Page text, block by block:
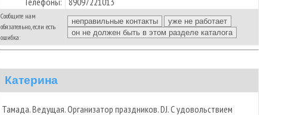
Сообщите нам
обязательно, если есть
ошибка:
Катерина
Тамада. Ведущая. Организатор праздников. DJ. С удовольствием